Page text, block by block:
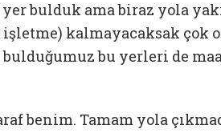
bulduk ama biraz yola
işletme) kalmayacaksak çok
bulduğumuz bu yerleri de
benim. Tamam yola